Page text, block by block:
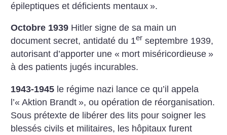
épileptiques et déficients mentaux ».
Octobre 1939 Hitler signe de sa main un
document secret, antidaté du 1er septembre 1939,
autorisant d’apporter une « mort miséricordieuse »
à des patients jugés incurables.
1943-1945 le régime nazi lance ce qu’il appela
l’« Aktion Brandt », ou opération de réorganisation.
Sous prétexte de libérer des lits pour soigner les
blessés civils et militaires, les hôpitaux furent